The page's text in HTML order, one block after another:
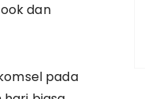
dan
pada